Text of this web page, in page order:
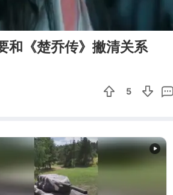
和《楚乔传》撇清关系
5